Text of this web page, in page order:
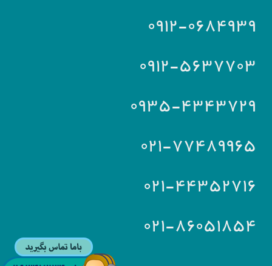
۰۹۱۲-۰۶۸۴۹۳۹
۰۹۱۲-۵۶۳۷۷۰۳
۰۹۳۵-۴۳۴۳۷۲۹
۰۲۱-۷۷۴۸۹۹۶۵
۰۲۱-۴۴۳۵۲۷۱۶
۰۲۱-۸۶۰۵۱۸۵۴